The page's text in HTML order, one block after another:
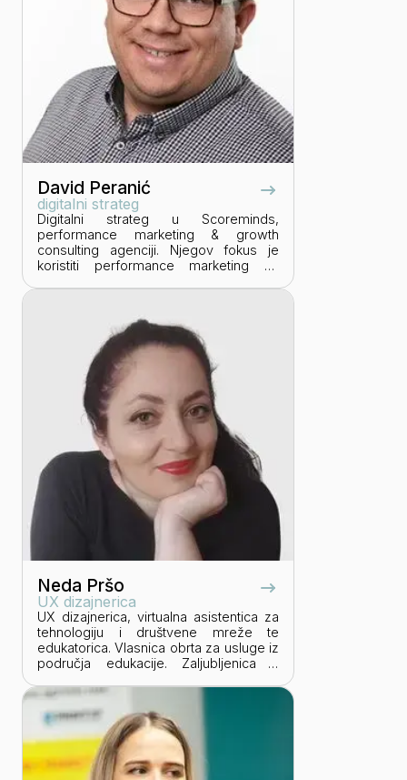
na Akademiji Demosten.
David Peranić
digitalni strateg
Digitalni strateg u Scoreminds,
performance marketing & growth
consulting agenciji. Njegov fokus je
koristiti performance marketing za
društvenim mrežama. Certificirani je
stručnjak za Google Ads i Google
Analytics s više od 10 godina iskustva u
digitalnom poslovanju.
Neda Pršo
UX dizajnerica
UX dizajnerica, virtualna asistentica za
tehnologiju i društvene mreže te
edukatorica. Vlasnica obrta za usluge iz
područja edukacije. Zaljubljenica u
s ljudima koji su na početku svoga
poduzetničkog puta. Mentorica
virtualnim asistentima i kreatorica
nekoliko edukacija iz područja
korištenja web alata i vještina
prezentiranja i poučavanja.